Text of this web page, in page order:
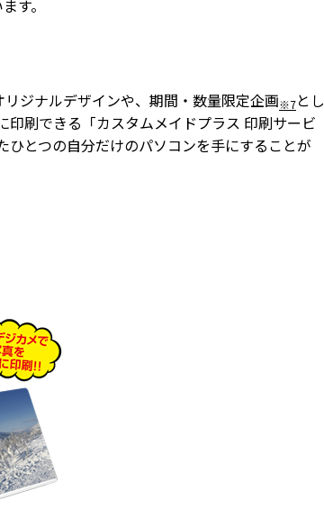
す。
ジナルデザインや、期間・数量限定企画※7とし
印刷できる「カスタムメイドプラス 印刷サービ
とつの自分だけのパソコンを手にすることが